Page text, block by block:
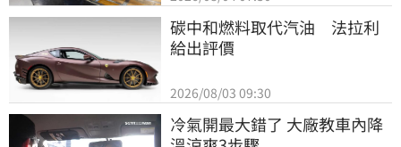
碳中和燃料取代汽油　法拉利
給出評價
2026/08/03 09:30
冷氣開最大錯了 大廠教車內降